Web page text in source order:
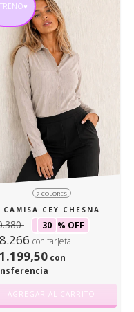
7 COLORES
CAMISA CEY CHESNA
30 % OFF
con tarjeta
con
AGREGAR AL CARRITO